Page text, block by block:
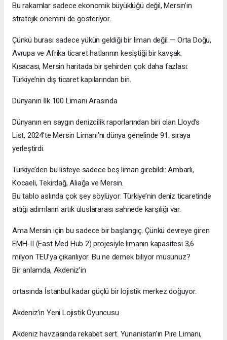
Bu rakamlar sadece ekonomik büyüklüğü değil, Mersin’in
stratejik önemini de gösteriyor.
Çünkü burası sadece yükün geldiği bir liman değil — Orta Doğu,
Avrupa ve Afrika ticaret hatlarının kesiştiği bir kavşak.
Kısacası, Mersin haritada bir şehirden çok daha fazlası:
Türkiye’nin dış ticaret kapılarından biri.
Dünyanın İlk 100 Limanı Arasında
Dünyanın en saygın denizcilik raporlarından biri olan Lloyd’s
List, 2024’te Mersin Limanı’nı dünya genelinde 91. sıraya
yerleştirdi.
Türkiye’den bu listeye sadece beş liman girebildi: Ambarlı,
Kocaeli, Tekirdağ, Aliağa ve Mersin.
Bu tablo aslında çok şey söylüyor: Türkiye’nin deniz ticaretinde
attığı adımların artık uluslararası sahnede karşılığı var.
Ama Mersin için bu sadece bir başlangıç. Çünkü devreye giren
EMH-II (East Med Hub 2) projesiyle limanın kapasitesi 3,6
milyon TEU’ya çıkarılıyor. Bu ne demek biliyor musunuz?
Bir anlamda, Akdeniz’in
ortasında İstanbul kadar güçlü bir lojistik merkez doğuyor.
Akdeniz’in Yeni Lojistik Oyuncusu
Akdeniz havzasında rekabet sert. Yunanistan’ın Pire Limanı,